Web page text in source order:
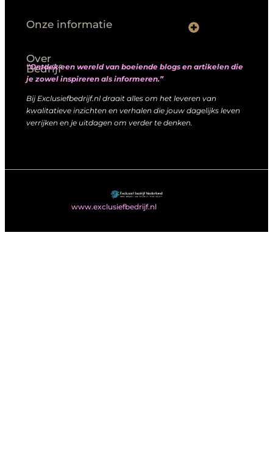
Over
Bedrijf
“Ontdek een wereld van boeiende blogs en artikelen die
je zowel inspireren als informeren.”
Bij Exclusiefbedrijf.nl draait alles om het leveren van
kwalitatieve inzichten en verhalen die jouw dagelijks leven
verrijken en je uitdagen om verder te denken.
Onze informatie
www.exclusiefbedrijf.nl. All Right Reserved.